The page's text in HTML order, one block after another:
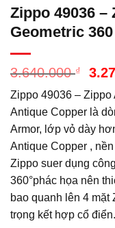
Zippo 49036
Geometric
3.640.000₫
Giá
là:
Zippo 49036 –
Antique Copper là
Armor, lớp vỏ dày
Antique Copper ,
Zippo suer dụng
360°phác họa nên
bao quanh lên 4
trọng kết hợp cổ điển.